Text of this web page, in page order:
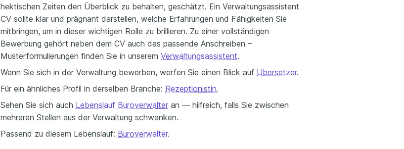
hektischen Zeiten den Überblick zu behalten, geschätzt. Ein Verwaltungsassistent
CV sollte klar und prägnant darstellen, welche Erfahrungen und Fähigkeiten Sie
mitbringen, um in dieser wichtigen Rolle zu brillieren. Zu einer vollständigen
Bewerbung gehört neben dem CV auch das passende Anschreiben –
Musterformulierungen finden Sie in unserem Verwaltungsassistent.
Wenn Sie sich in der Verwaltung bewerben, werfen Sie einen Blick auf Ubersetzer.
Für ein ähnliches Profil in derselben Branche: Rezeptionistin.
Sehen Sie sich auch Lebenslauf Buroverwalter an — hilfreich, falls Sie zwischen
mehreren Stellen aus der Verwaltung schwanken.
Passend zu diesem Lebenslauf: Buroverwalter.